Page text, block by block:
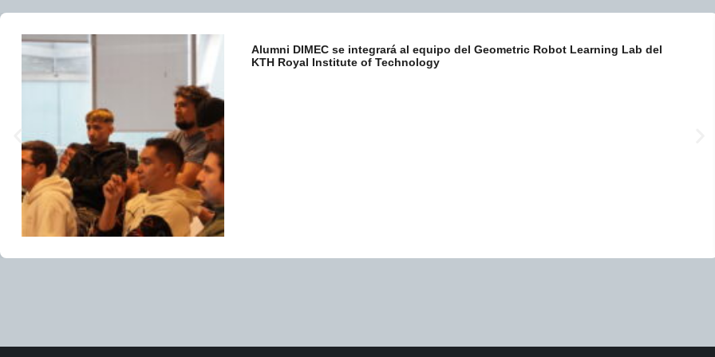
Alumni DIMEC se integrará al equipo del Geometric Robot Learning Lab del
KTH Royal Institute of Technology